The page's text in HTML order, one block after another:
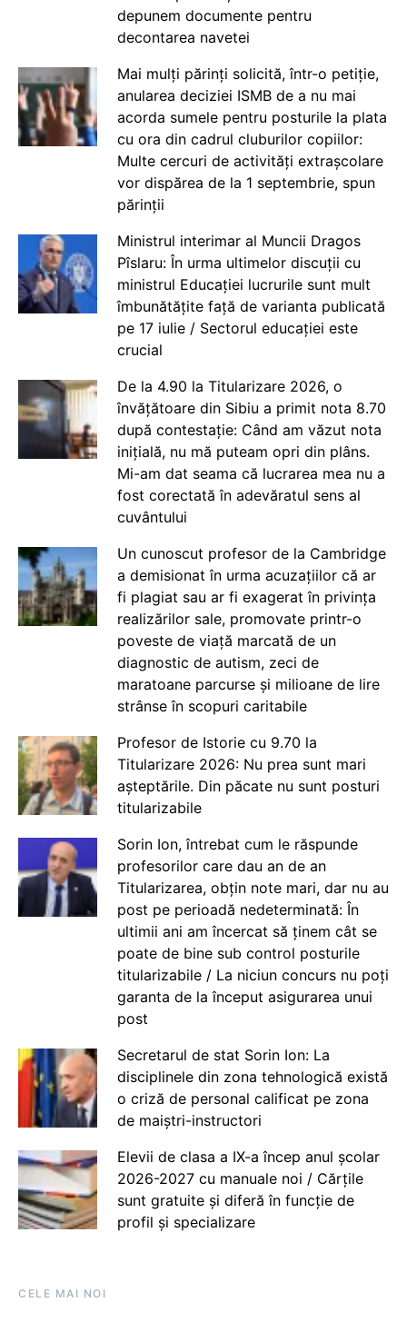
depunem documente pentru
decontarea navetei
Mai mulți părinți solicită, într-o petiție,
anularea deciziei ISMB de a nu mai
acorda sumele pentru posturile la plata
cu ora din cadrul cluburilor copiilor:
Multe cercuri de activități extrașcolare
vor dispărea de la 1 septembrie, spun
părinții
Ministrul interimar al Muncii Dragos
Pîslaru: În urma ultimelor discuții cu
ministrul Educației lucrurile sunt mult
îmbunătățite față de varianta publicată
pe 17 iulie / Sectorul educației este
crucial
De la 4.90 la Titularizare 2026, o
învățătoare din Sibiu a primit nota 8.70
după contestație: Când am văzut nota
inițială, nu mă puteam opri din plâns.
Mi-am dat seama că lucrarea mea nu a
fost corectată în adevăratul sens al
cuvântului
Un cunoscut profesor de la Cambridge
a demisionat în urma acuzațiilor că ar
fi plagiat sau ar fi exagerat în privința
realizărilor sale, promovate printr-o
poveste de viață marcată de un
diagnostic de autism, zeci de
maratoane parcurse și milioane de lire
strânse în scopuri caritabile
Profesor de Istorie cu 9.70 la
Titularizare 2026: Nu prea sunt mari
așteptările. Din păcate nu sunt posturi
titularizabile
Sorin Ion, întrebat cum le răspunde
profesorilor care dau an de an
Titularizarea, obțin note mari, dar nu au
post pe perioadă nedeterminată: În
ultimii ani am încercat să ținem cât se
poate de bine sub control posturile
titularizabile / La niciun concurs nu poți
garanta de la început asigurarea unui
post
Secretarul de stat Sorin Ion: La
disciplinele din zona tehnologică există
o criză de personal calificat pe zona
de maiștri-instructori
Elevii de clasa a IX-a încep anul școlar
2026-2027 cu manuale noi / Cărțile
sunt gratuite și diferă în funcție de
profil și specializare
CELE MAI NOI